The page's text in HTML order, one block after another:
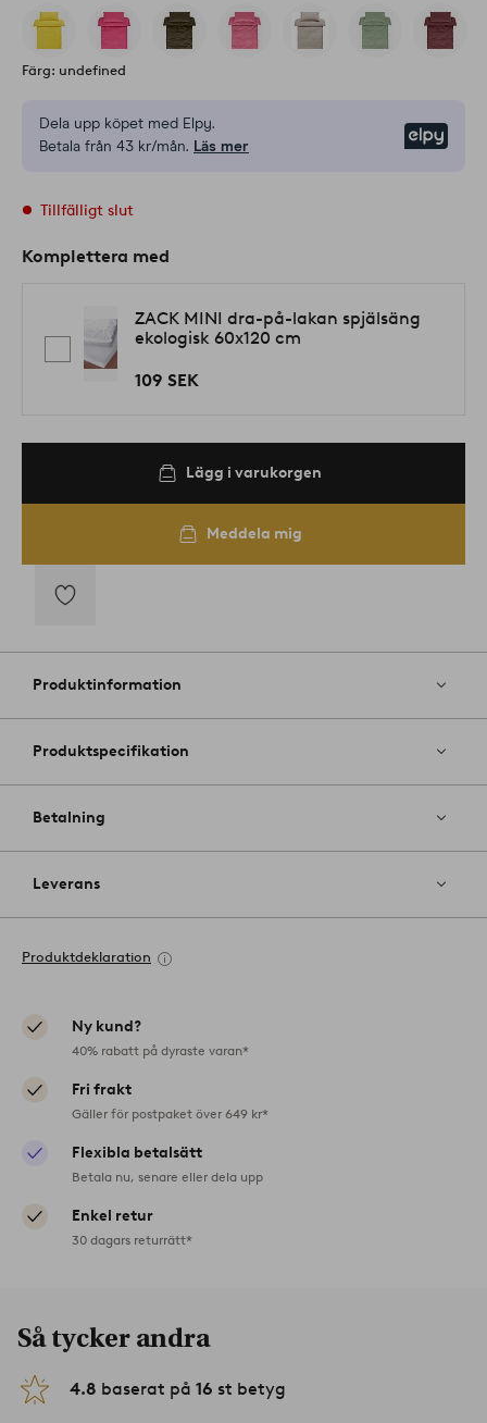
Färg: undefined
Dela upp köpet med Elpy.
Betala från 43 kr/mån. Läs mer
Tillfälligt slut
Komplettera med
ZACK MINI dra-på-lakan spjälsäng
ekologisk 60x120 cm
109 SEK
Lägg i varukorgen
Meddela mig
till
favoriter
Produktinformation
Produktspecifikation
Betalning
Leverans
Produktdeklaration
Ny kund?
40% rabatt på dyraste varan*
Fri frakt
Gäller för postpaket över 649 kr*
Flexibla betalsätt
Betala nu, senare eller dela upp
Enkel retur
30 dagars returrätt*
Så tycker andra
4.8 baserat på 16 st betyg